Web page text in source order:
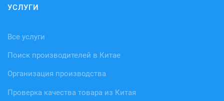
УСЛУГИ
Все услуги
Поиск производителей в Китае
Организация производства
Проверка качества товара из Китая